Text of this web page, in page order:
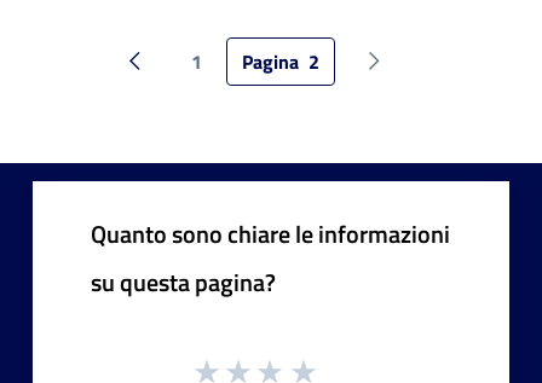
Pagina precedente
1 Pagina 2 Pagina successiva
Quanto sono chiare le informazioni
su questa pagina?